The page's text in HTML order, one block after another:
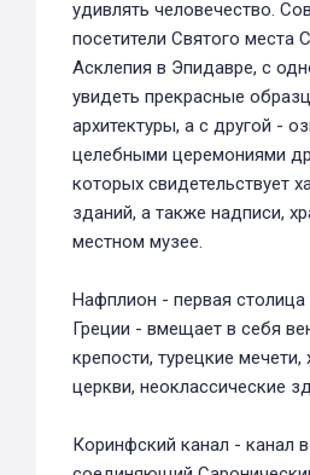
удивлять человечество.
посетители Святого места
Асклепия в Эпидавре, с
увидеть прекрасные
архитектуры, а с другой -
целебными церемониями
которых свидетельствует
зданий, а также надписи,
местном музее.
Нафплион - первая столица
Греции - вмещает в себя
крепости, турецкие мечети,
церкви, неоклассические
Коринфский канал - канал